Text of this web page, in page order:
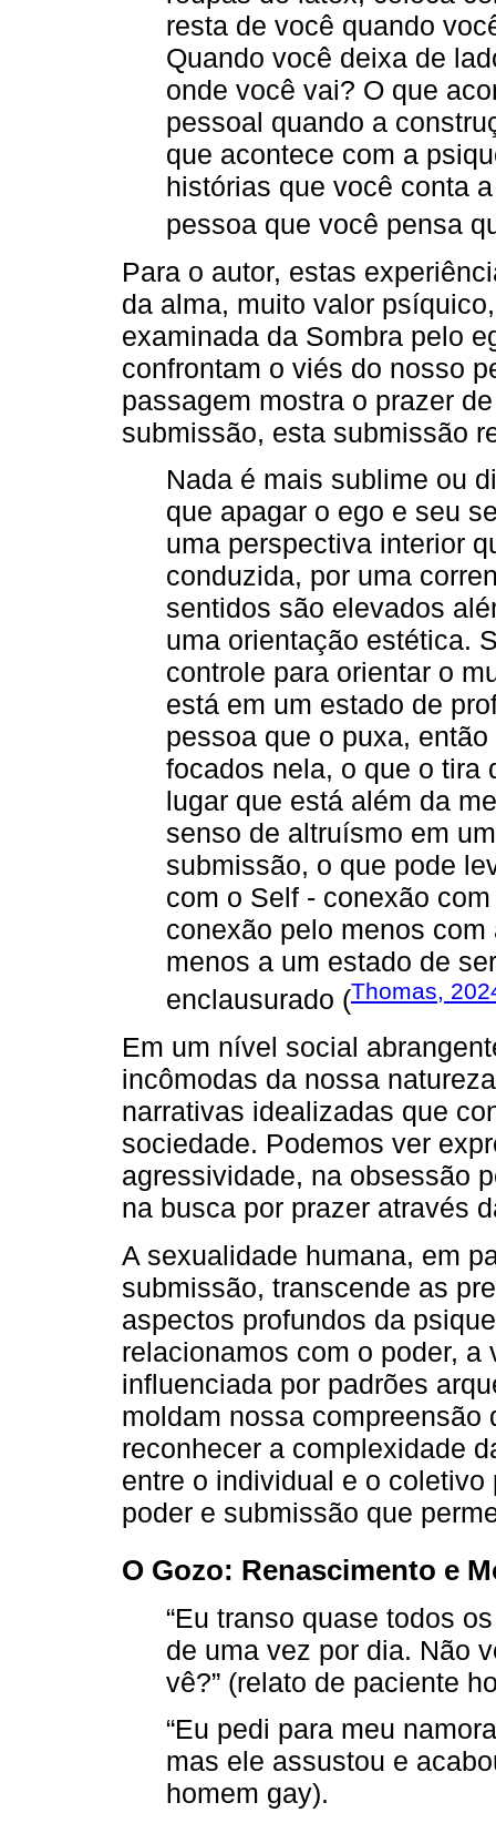
resta de você quando
Quando você deixa de
onde você vai? O que
pessoal quando a
que acontece com a
histórias que você conta
pessoa que você pensa
Para o autor, estas
da alma, muito valor
examinada da Sombra pelo
confrontam o viés do nosso
passagem mostra o prazer
submissão, esta submissão
Nada é mais sublime ou
que apagar o ego e seu
uma perspectiva interior
conduzida, por uma
sentidos são elevados
uma orientação estética.
controle para orientar o
está em um estado de
pessoa que o puxa,
focados nela, o que o tira
lugar que está além da
senso de altruísmo em
submissão, o que pode
com o Self - conexão
conexão pelo menos
menos a um estado de
enclausurado (Thomas,
Em um nível social
incômodas da nossa
narrativas idealizadas que
sociedade. Podemos ver
agressividade, na obsessão
na busca por prazer através
A sexualidade humana, em
submissão, transcende as
aspectos profundos da
relacionamos com o poder,
influenciada por padrões
moldam nossa
reconhecer a complexidade
entre o individual e o
poder e submissão que
O Gozo: Renascimento e
“Eu transo quase todos
de uma vez por dia. Não
vê?” (relato de paciente
“Eu pedi para meu
mas ele assustou e
homem gay).